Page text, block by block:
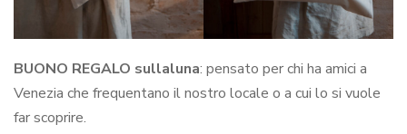
BUONO REGALO sullaluna: pensato per chi ha amici a
Venezia che frequentano il nostro locale o a cui lo si vuole
far scoprire.